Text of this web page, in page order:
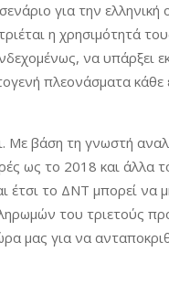
για την
η χρησιμότητά
να υπάρξει
πλεονάσματα κάθε
Με βάση τη γνωστή
ως το 2018 και άλλα
έτσι το ΔΝΤ μπορεί να
του τριετούς
μας για να